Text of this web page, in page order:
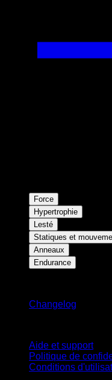
Force
Hypertrophie
Lesté
Statiques et
Anneaux
Endurance
Changelog
Aide et support
Politique de
Conditions